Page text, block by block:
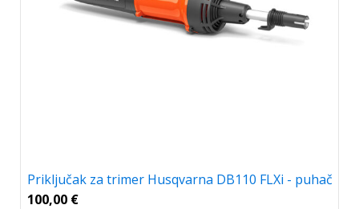
Priključak za trimer Husqvarna DB110 FLXi - puhač
100,00 €